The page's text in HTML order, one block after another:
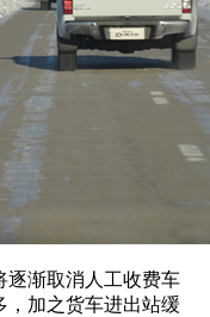
逐渐取消人工收费车
，加之货车进出站缓